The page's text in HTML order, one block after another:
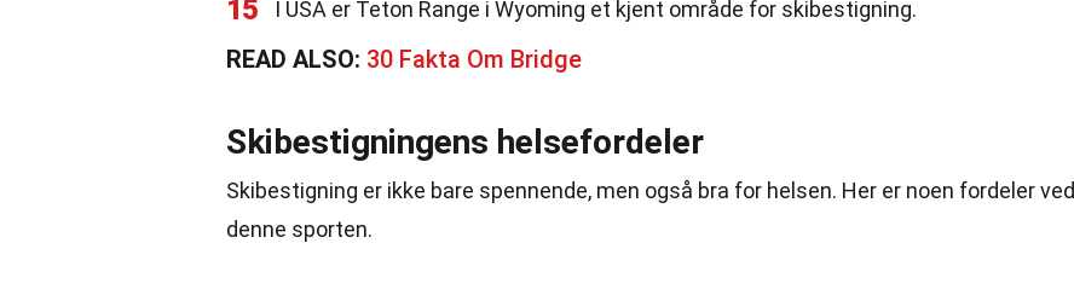
15 I USA er Teton Range i Wyoming et kjent område for skibestigning.
READ ALSO: 30 Fakta Om Bridge
Skibestigningens helsefordeler
Skibestigning er ikke bare spennende, men også bra for helsen. Her er noen fordeler ved
denne sporten.